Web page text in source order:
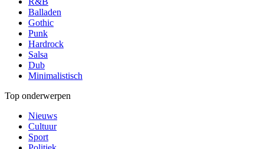
Balladen
Gothic
Punk
Hardrock
Salsa
Dub
Minimalistisch
Top onderwerpen
Nieuws
Cultuur
Sport